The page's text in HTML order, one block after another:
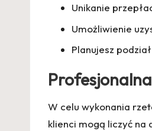
Unikanie
Umożliwienie
Planujesz
W celu wykonania
klienci mogą liczyć na